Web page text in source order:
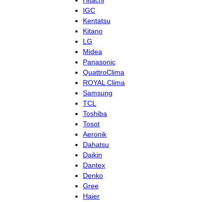
IGC
Kentatsu
Kitano
LG
Midea
Panasonic
QuattroClima
ROYAL Clima
Samsung
TCL
Toshiba
Tosot
Aeronik
Dahatsu
Daikin
Dantex
Denko
Gree
Haier